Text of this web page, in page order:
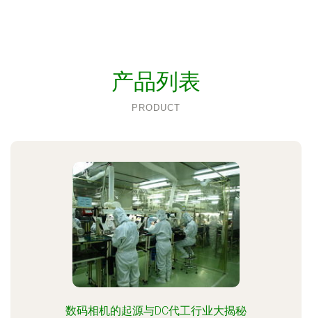
产品列表
PRODUCT
数码相机的起源与DC代工行业大揭秘